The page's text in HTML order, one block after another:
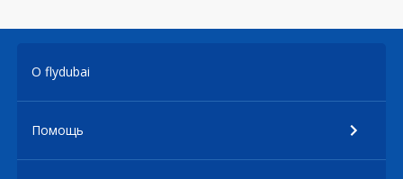
О flydubai
Помощь